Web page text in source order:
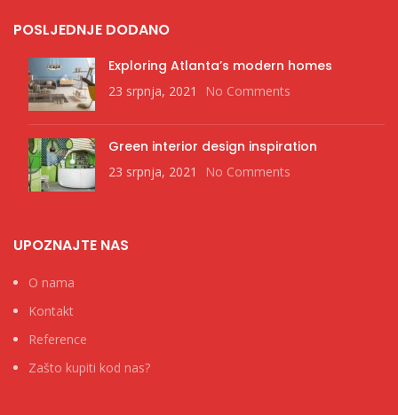
POSLJEDNJE DODANO
Exploring Atlanta’s modern homes
23 srpnja, 2021 No Comments
Green interior design inspiration
23 srpnja, 2021 No Comments
UPOZNAJTE NAS
O nama
Kontakt
Reference
Zašto kupiti kod nas?